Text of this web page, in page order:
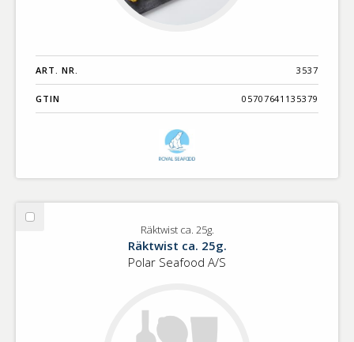
ART. NR. 3537
GTIN 05707641135379
Välj
Räktwist ca. 25g.
Räktwist ca. 25g.
Polar Seafood A/S